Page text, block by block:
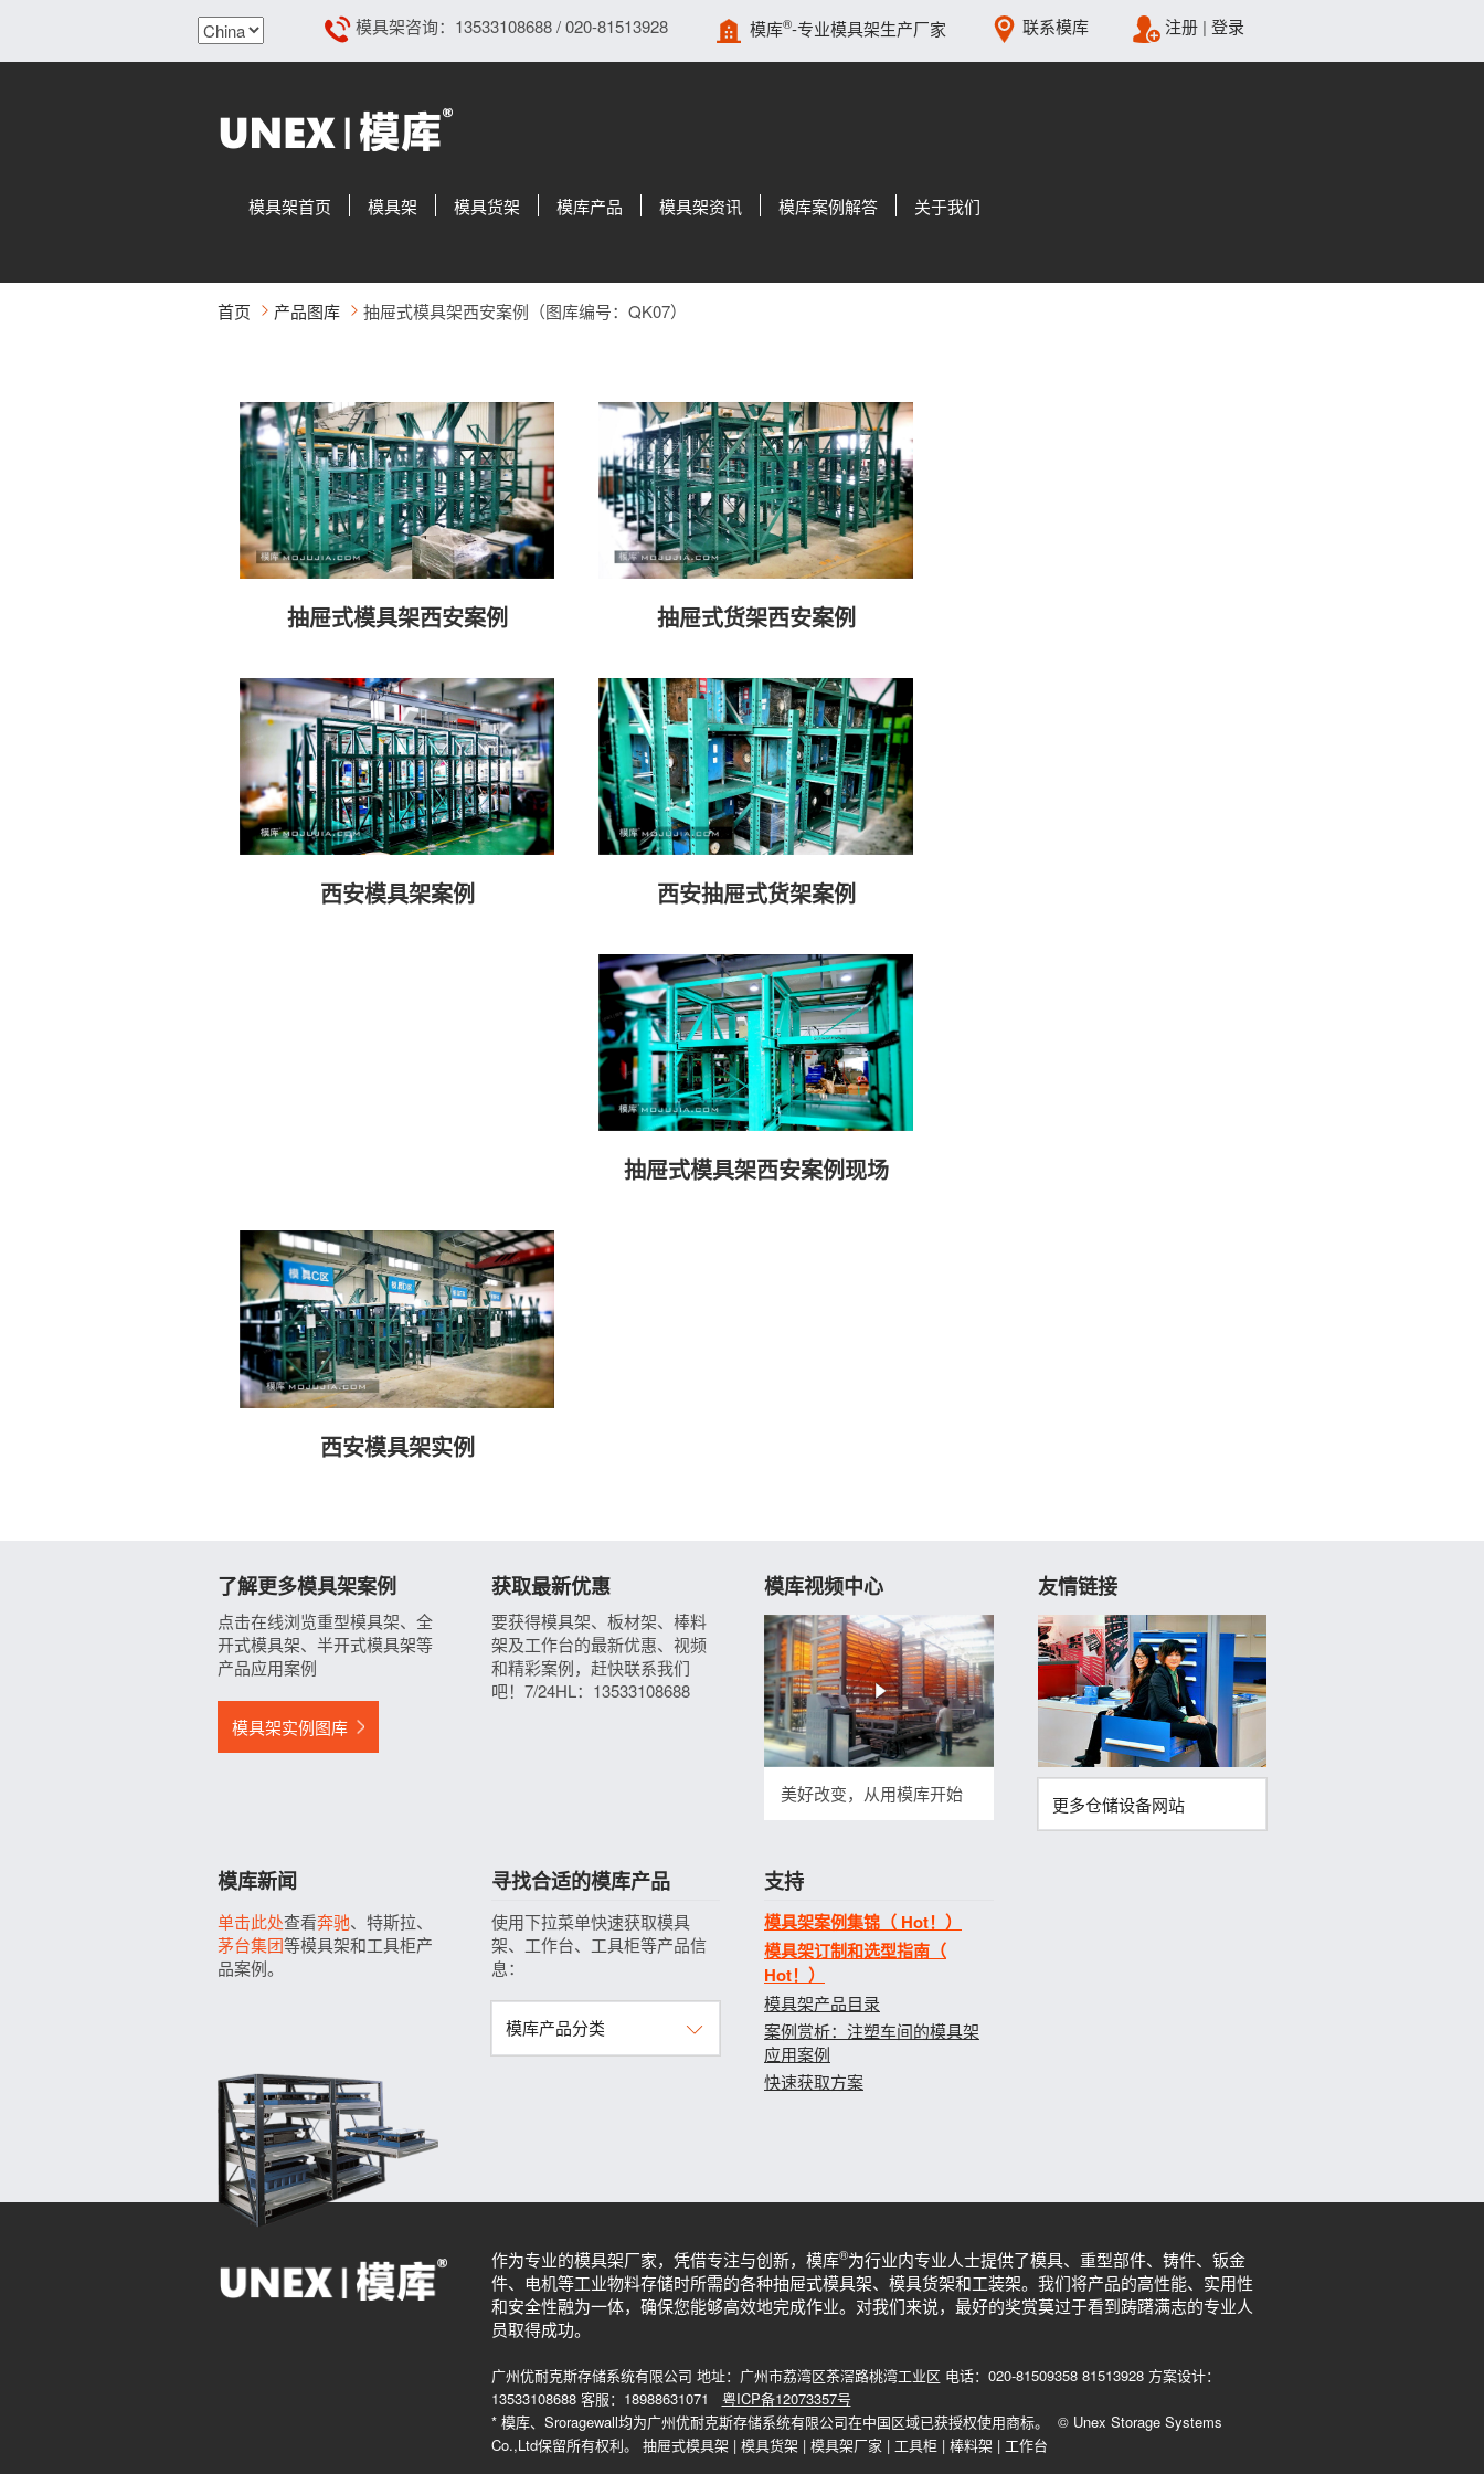
模具架咨询：13533108688 / 020-81513928 模库®-专业模具架生产厂家 联系模库 注册 | 登录
模具架首页 模具架 模具货架 模库产品 模具架资讯 模库案例解答 关于我们
首页 产品图库 抽屉式模具架西安案例（图库编号：QK07）
抽屉式模具架西安案例 抽屉式货架西安案例
西安模具架案例 西安抽屉式货架案例
抽屉式模具架西安案例现场
西安模具架实例
了解更多模具架案例
点击在线浏览重型模具架、全
开式模具架、半开式模具架等
产品应用案例
模具架实例图库
获取最新优惠
要获得模具架、板材架、棒料
架及工作台的最新优惠、视频
和精彩案例，赶快联系我们
吧！7/24HL：13533108688
模库视频中心
美好改变，从用模库开始
友情链接
更多仓储设备网站
模库新闻
单击此处查看奔驰、特斯拉、
茅台集团等模具架和工具柜产
品案例。
寻找合适的模库产品
使用下拉菜单快速获取模具
架、工作台、工具柜等产品信
息：
模库产品分类
支持
模具架案例集锦（ Hot！）
模具架订制和选型指南（
Hot！）
模具架产品目录
案例赏析：注塑车间的模具架
应用案例
快速获取方案
作为专业的模具架厂家，凭借专注与创新，模库®为行业内专业人士提供了模具、重型部件、铸件、钣金
件、电机等工业物料存储时所需的各种抽屉式模具架、模具货架和工装架。我们将产品的高性能、实用性
和安全性融为一体，确保您能够高效地完成作业。对我们来说，最好的奖赏莫过于看到踌躇满志的专业人
员取得成功。
广州优耐克斯存储系统有限公司 地址：广州市荔湾区茶滘路桃湾工业区 电话：020-81509358 81513928 方案设计：
13533108688 客服：18988631071 粤ICP备12073357号
* 模库、Sroragewall均为广州优耐克斯存储系统有限公司在中国区域已获授权使用商标。 © Unex Storage Systems
Co.,Ltd保留所有权利。 抽屉式模具架 | 模具货架 | 模具架厂家 | 工具柜| 棒料架 | 工作台